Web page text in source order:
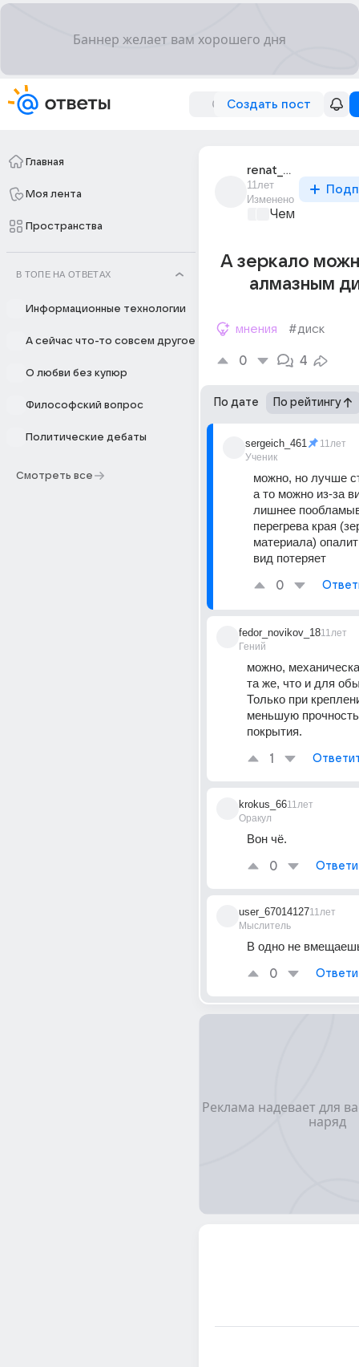
Создать пост
Главная
Моя лента
Пространства
В ТОПЕ НА ОТВЕТАХ
Информационные технологии
А сейчас что-то совсем другое
О любви без купюр
Философский вопрос
Политические дебаты
Смотреть все
renat_abdiushev_1
11лет
Изменено
Чем заняться?
А зеркало
алмазным
мнения #диск
0 4
По дате По рейтингу
sergeich_461
Ученик
11лет
можно, но лучше
а то можно из-за
лишнее
перегрева края
материала)
вид потеряет
0
fedor_novikov_18
Гений
11лет
можно,
та же, что и для
Только при
меньшую прочность
покрытия.
1
krokus_66
Оракул
11лет
Вон чё.
0
user_67014127
Мыслитель
11лет
В одно не
0